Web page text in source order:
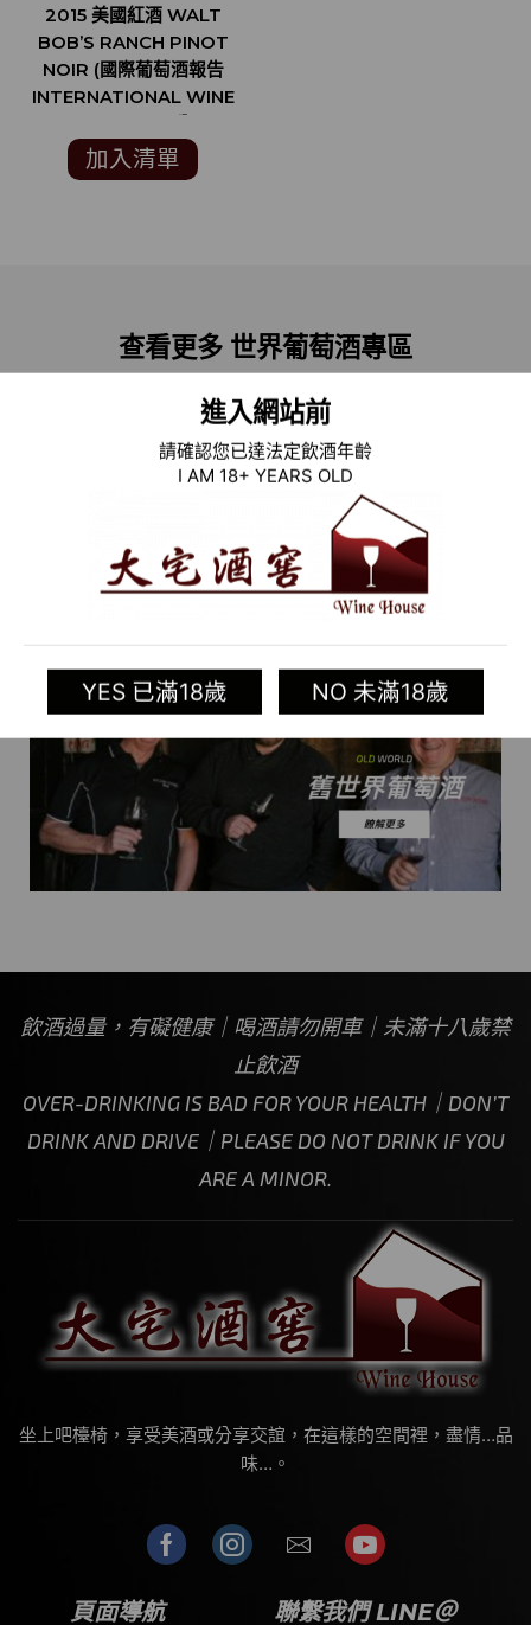
進入網站前
請確認您已達法定飲酒年齡
I AM 18+ YEARS OLD
YES 已滿18歲 NO 未滿18歲
2015 美國紅酒 WALT
BOB’S RANCH PINOT
NOIR (國際葡萄酒報告
INTERNATIONAL WINE
加入清單
查看更多 世界葡萄酒專區
網羅來自世界葡萄酒酒莊新世界葡萄酒風格多變自由
舊世界葡萄酒釀造技術所延伸
飲酒過量，有礙健康｜喝酒請勿開車｜未滿十八歲禁
止飲酒
OVER-DRINKING IS BAD FOR YOUR HEALTH｜DON’T
DRINK AND DRIVE｜PLEASE DO NOT DRINK IF YOU
ARE A MINOR.
坐上吧檯椅，享受美酒或分享交誼，在這樣的空間裡，盡情…品
味…。
頁面導航 聯繫我們 LINE＠